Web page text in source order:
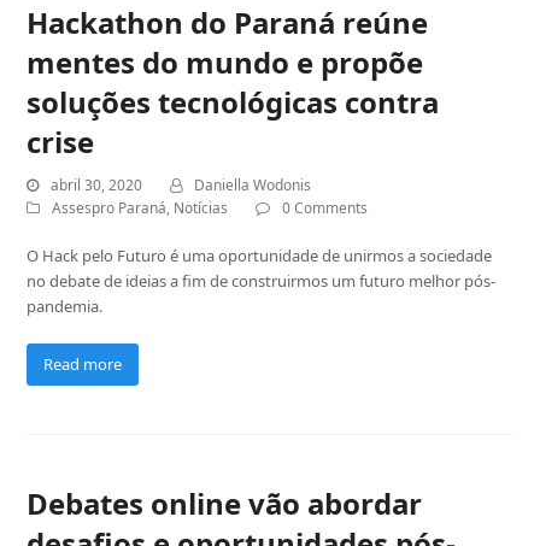
Hackathon do Paraná reúne
mentes do mundo e propõe
soluções tecnológicas contra
crise
abril 30, 2020
Daniella Wodonis
Assespro Paraná, Notícias 0 Comments
O Hack pelo Futuro é uma oportunidade de unirmos a sociedade
no debate de ideias a fim de construirmos um futuro melhor pós-
pandemia.
Read more
Debates online vão abordar